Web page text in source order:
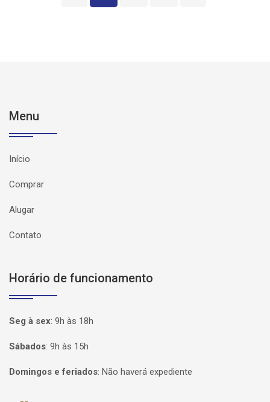
Menu
Início
Comprar
Alugar
Contato
Horário de funcionamento
Seg à sex: 9h às 18h
Sábados: 9h às 15h
Domingos e feriados: Não haverá expediente